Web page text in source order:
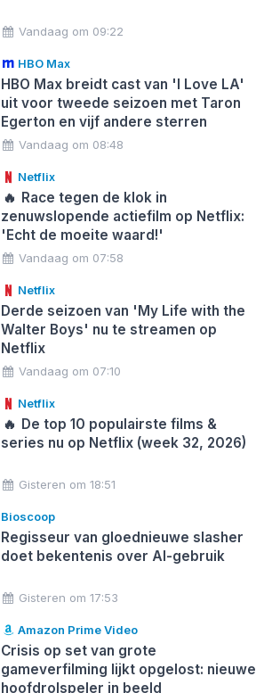
Vandaag om 09:22
HBO Max
HBO Max breidt cast van 'I Love LA'
uit voor tweede seizoen met Taron
Egerton en vijf andere sterren
Vandaag om 08:48
Netflix
🔥 Race tegen de klok in
zenuwslopende actiefilm op Netflix:
'Echt de moeite waard!'
Vandaag om 07:58
Netflix
Derde seizoen van 'My Life with the
Walter Boys' nu te streamen op
Netflix
Vandaag om 07:10
Netflix
🔥 De top 10 populairste films &
series nu op Netflix (week 32, 2026)
Gisteren om 18:51
Bioscoop
Regisseur van gloednieuwe slasher
doet bekentenis over AI-gebruik
Gisteren om 17:53
Amazon Prime Video
Crisis op set van grote
gameverfilming lijkt opgelost: nieuwe
hoofdrolspeler in beeld